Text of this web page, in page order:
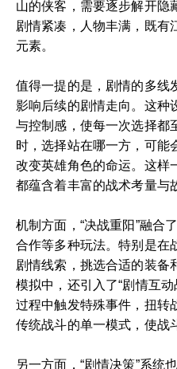
山的侠客，需要逐步解开隐
剧情紧凑，人物丰满，既有
元素。
值得一提的是，剧情的多线
影响后续的剧情走向。这种
与控制感，使每一次选择都
时，选择站在哪一方，可能
改变英雄角色的命运。这样
都蕴含着丰富的战术考量与
机制方面，“决战重阳”融合
合作等多种玩法。特别是在
剧情线索，挑选合适的装备
模拟中，还引入了“剧情互
过程中触发特殊事件，扭转
传统战斗的单一模式，使战
另一方面，“剧情决策”系统